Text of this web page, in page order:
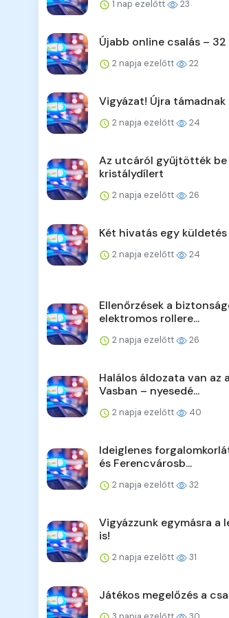
1 nap ezelőtt 23
Újabb online csalás –
2 napja ezelőtt 22
Vigyázat! Újra
2 napja ezelőtt 24
Az utcáról gyűjtötték be
kristálydílert
2 napja ezelőtt 26
Két hivatás egy küldetés
2 napja ezelőtt 24
Ellenőrzések a
elektromos rollere...
2 napja ezelőtt 26
Halálos áldozata van
Vasban – nyesedé...
2 napja ezelőtt 40
Ideiglenes
és Ferencvárosb...
2 napja ezelőtt 32
Vigyázzunk egymásra a
is!
2 napja ezelőtt 31
Játékos megelőzés a